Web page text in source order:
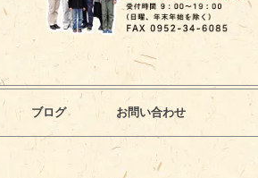
ブログ お問い合わせ